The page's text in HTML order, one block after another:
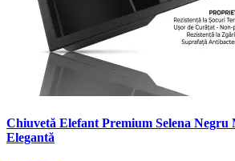
Chiuvetă Elefant Premium Selena Negru
Elegantă